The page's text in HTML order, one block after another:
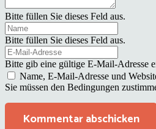
Bitte füllen Sie dieses Feld aus.
Bitte füllen Sie dieses Feld aus.
Bitte gib eine gültige E-Mail-Adresse
Name, E-Mail-Adresse und
Sie müssen den Bedingungen
Kommentar abschicken